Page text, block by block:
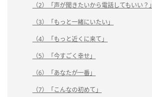
（2）「声が聞きたいから電話してもいい？」
（3）「もっと一緒にいたい」
（4）「もっと近くに来て」
（5）「今すごく幸せ」
（6）「あなたが一番」
（7）「こんなの初めて」